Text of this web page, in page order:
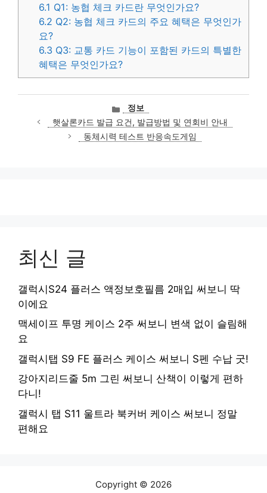
6.1 Q1: 농협 체크 카드란 무엇인가요?
6.2 Q2: 농협 체크 카드의 주요 혜택은 무엇인가
요?
6.3 Q3: 교통 카드 기능이 포함된 카드의 특별한
혜택은 무엇인가요?
카
테
고
리
정보
햇살론카드 발급 요건, 발급방법 및 연회비 안내
동체시력 테스트 반응속도게임
최신 글
갤럭시S24 플러스 액정보호필름 2매입 써보니 딱
이에요
맥세이프 투명 케이스 2주 써보니 변색 없이 슬림해
요
갤럭시탭 S9 FE 플러스 케이스 써보니 S펜 수납 굿!
강아지리드줄 5m 그린 써보니 산책이 이렇게 편하
다니!
갤럭시 탭 S11 울트라 북커버 케이스 써보니 정말
편해요
Copyright © 2026